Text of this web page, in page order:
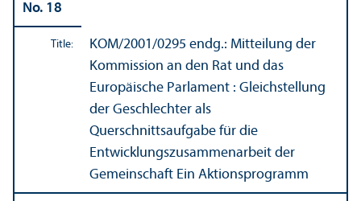
No. 18
Title: KOM/2001/0295 endg.: Mitteilung der
Kommission an den Rat und das
Europäische Parlament : Gleichstellung
der Geschlechter als
Querschnittsaufgabe für die
Entwicklungszusammenarbeit der
Gemeinschaft Ein Aktionsprogramm